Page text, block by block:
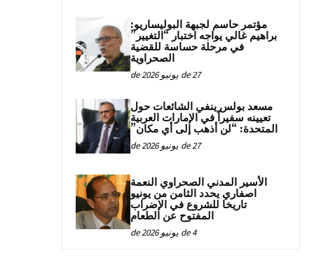
مؤتمر حاسم لجبهة البوليساريو:
براهيم غالي يواجه اختبار “التغيير”
في مرحلة حساسة للقضية
الصحراوية
27 de يونيو de 2026
مسعد بولس ينفي الشائعات حول
تعيينه سفيراً في الإمارات العربية
المتحدة: “لن أذهب إلى أي مكان”
27 de يونيو de 2026
الأسير المدني الصحراوي النعمة
اصفاري يحدد الثامن من يونيو
تاريخا للشروع في الإضراب
المفتوح عن الطعام
4 de يونيو de 2026